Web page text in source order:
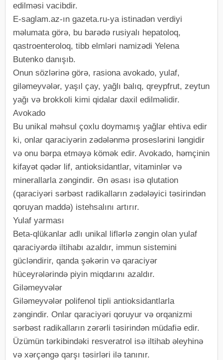
edilməsi vacibdir.
E-saglam.az-ın gazeta.ru-ya istinadən verdiyi
məlumata görə, bu barədə rusiyalı hepatoloq,
qastroenteroloq, tibb elmləri namizədi Yelena
Butenko danışıb.
Onun sözlərinə görə, rasiona avokado, yulaf,
giləmeyvələr, yaşıl çay, yağlı balıq, qreypfrut, zeytun
yağı və brokkoli kimi qidalar daxil edilməlidir.
Avokado
Bu unikal məhsul çoxlu doymamış yağlar ehtiva edir
ki, onlar qaraciyərin zədələnmə proseslərini ləngidir
və onu bərpa etməyə kömək edir. Avokado, həmçinin
kifayət qədər lif, antioksidantlar, vitaminlər və
minerallarla zəngindir. Ən əsası isə qlutation
(qaraciyəri sərbəst radikalların zədələyici təsirindən
qoruyan maddə) istehsalını artırır.
Yulaf yarması
Beta-qlükanlar adlı unikal liflərlə zəngin olan yulaf
qaraciyərdə iltihabı azaldır, immun sistemini
gücləndirir, qanda şəkərin və qaraciyər
hüceyrələrində piyin miqdarını azaldır.
Giləmeyvələr
Giləmeyvələr polifenol tipli antioksidantlarla
zəngindir. Onlar qaraciyəri qoruyur və orqanizmi
sərbəst radikalların zərərli təsirindən müdafiə edir.
Üzümün tərkibindəki resveratrol isə iltihab əleyhinə
və xərçəngə qarşı təsirləri ilə tanınır.